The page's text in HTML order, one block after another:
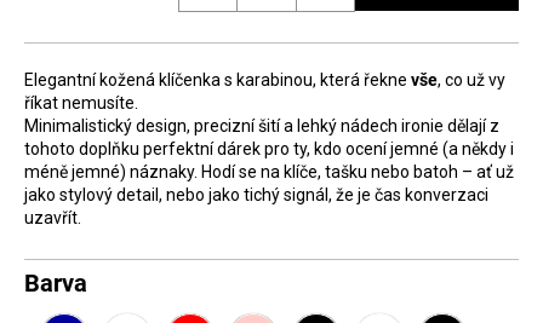
Barva
Elegantní kožená klíčenka s karabinou, která řekne vše, co už vy
říkat nemusíte.
Minimalistický design, precizní šití a lehký nádech ironie dělají z
tohoto doplňku perfektní dárek pro ty, kdo ocení jemné (a někdy i
méně jemné) náznaky. Hodí se na klíče, tašku nebo batoh – ať už
jako stylový detail, nebo jako tichý signál, že je čas konverzaci
uzavřít.
HLEDAT
D
o
p